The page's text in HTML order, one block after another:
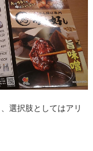
選択肢としてはアリ